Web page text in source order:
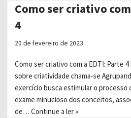
Como ser criativo
4
20 de fevereiro de 2023
Como ser criativo com a EDTI: Parte
sobre criatividade chama-se
exercício busca estimular o processo
exame minucioso dos conceitos,
de… Continue a ler »